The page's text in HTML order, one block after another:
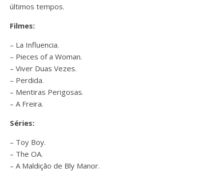
últimos tempos.
Filmes:
– La Influencia.
– Pieces of a Woman.
– Viver Duas Vezes.
– Perdida.
– Mentiras Perigosas.
– A Freira.
Séries:
– Toy Boy.
– The OA.
– A Maldição de Bly Manor.